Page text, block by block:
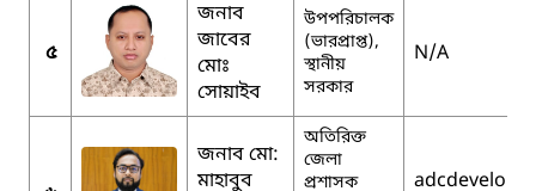
৫
জনাব
জাবের
মোঃ
সোয়াইব
উপপরিচালক
(ভারপ্রাপ্ত),
স্থানীয়
সরকার
N/A
জনাব মো:
মাহাবুব
অতিরিক্ত
জেলা
প্রশাসক